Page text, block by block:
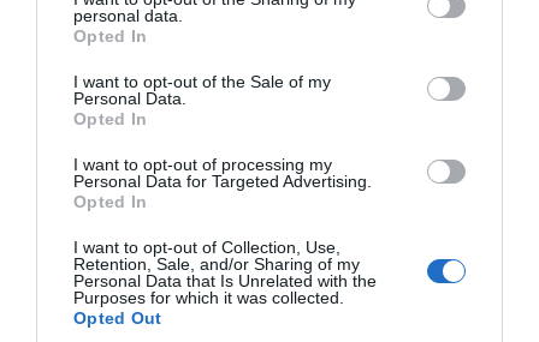
grant or deny consent to Google and its third-party tags to
use your data for below specified purposes in below Google
consent section.
personal data.
Opted In
I want to opt-out of the Sale of my
Personal Data.
Opted In
I want to opt-out of processing my
Personal Data for Targeted Advertising.
Opted In
I want to opt-out of Collection, Use,
Retention, Sale, and/or Sharing of my
Personal Data that Is Unrelated with the
Purposes for which it was collected.
Opted Out
τις ήδη χορηγηθείσες (εθνικές) συντάξεις,
στο ίδιο ύψος και απεικόνιση του
υπερβάλλοντος ποσού ως προσωπικής
των απόψεων της διοίκησης, η ρύθμιση αυτή
υπαγορεύθηκε από την αρχή της χρηστής
συνταξιούχοι με την επιστροφή ποσών που
εισέπραξαν καλόπιστα λόγω κακής εφαρμογής
του νόμου από τη διοίκηση.